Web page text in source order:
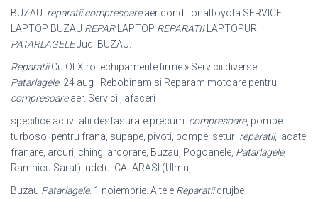
BUZAU. reparatii compresoareaer conditionattoyota SERVICE
LAPTOP BUZAU REPARLAPTOP REPARATIILAPTOPURI
PATARLAGELEJud. BUZAU.
ReparatiiCu OLX.ro. echipamente firme » Servicii diverse.
Patarlagele. 24 aug . Rebobinam si Reparam motoare pentru
compresoareaer. Servicii, afaceri
specifice activitatii desfasurate precum: compresoare, pompe
turbosol pentru frana, supape, pivoti, pompe, seturi reparatii, lacate
franare, arcuri, chingi arcorare, Buzau, Pogoanele, Patarlagele,
Ramnicu Sarat) judetul CALARASI (Ulmu,
Buzau Patarlagele. 1 noiembrie. Altele Reparatiidrujbe